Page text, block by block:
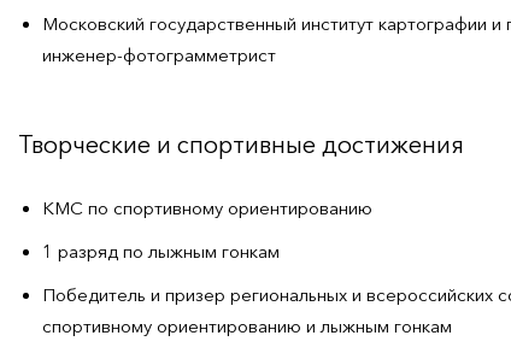
Московский государственный институт картографии и
инженер-фотограмметрист
Творческие и спортивные достижения
КМС по спортивному ориентированию
1 разряд по лыжным гонкам
Победитель и призер региональных и всероссийских
спортивному ориентированию и лыжным гонкам